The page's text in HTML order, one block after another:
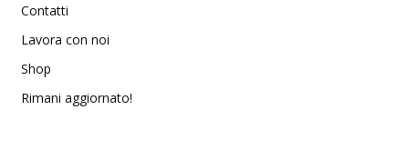
Contatti
Lavora con noi
Shop
Rimani aggiornato!